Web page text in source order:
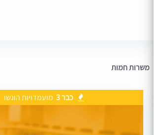
משרות חמות
כבר 3 מועמדויות הוגשו